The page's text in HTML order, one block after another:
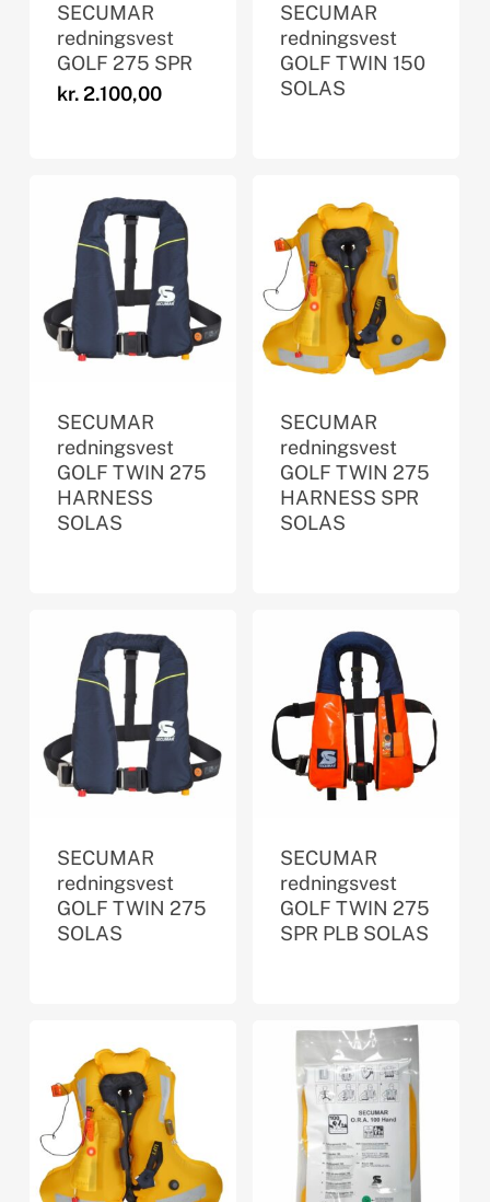
SECUMAR
redningsvest
GOLF 275 SPR
kr.2.100,00
SECUMAR
redningsvest
GOLF TWIN 150
SOLAS
SECUMAR
redningsvest
GOLF TWIN 275
HARNESS
SOLAS
SECUMAR
redningsvest
GOLF TWIN 275
HARNESS SPR
SOLAS
SECUMAR
redningsvest
GOLF TWIN 275
SOLAS
SECUMAR
redningsvest
GOLF TWIN 275
SPR PLB SOLAS